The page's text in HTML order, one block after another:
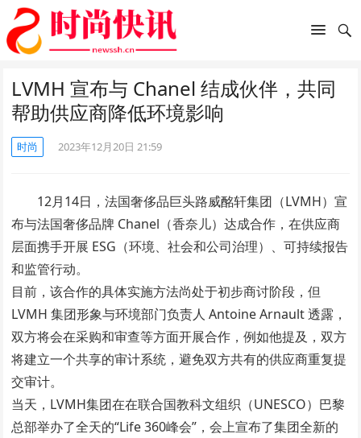
LVMH 宣布与 Chanel 结成伙伴，共同
帮助供应商降低环境影响
时尚 2023年12月20日 21:59
12月14日，法国奢侈品巨头路威酩轩集团（LVMH）宣
布与法国奢侈品牌 Chanel（香奈儿）达成合作，在供应商
层面携手开展 ESG（环境、社会和公司治理）、可持续报告
和监管行动。
目前，该合作的具体实施方法尚处于初步商讨阶段，但
LVMH 集团形象与环境部门负责人 Antoine Arnault 透露，
双方将会在采购和审查等方面开展合作，例如他提及，双方
将建立一个共享的审计系统，避免双方共有的供应商重复提
交审计。
当天，LVMH集团在在联合国教科文组织（UNESCO）巴黎
总部举办了全天的“Life 360峰会”，会上宣布了集团全新的